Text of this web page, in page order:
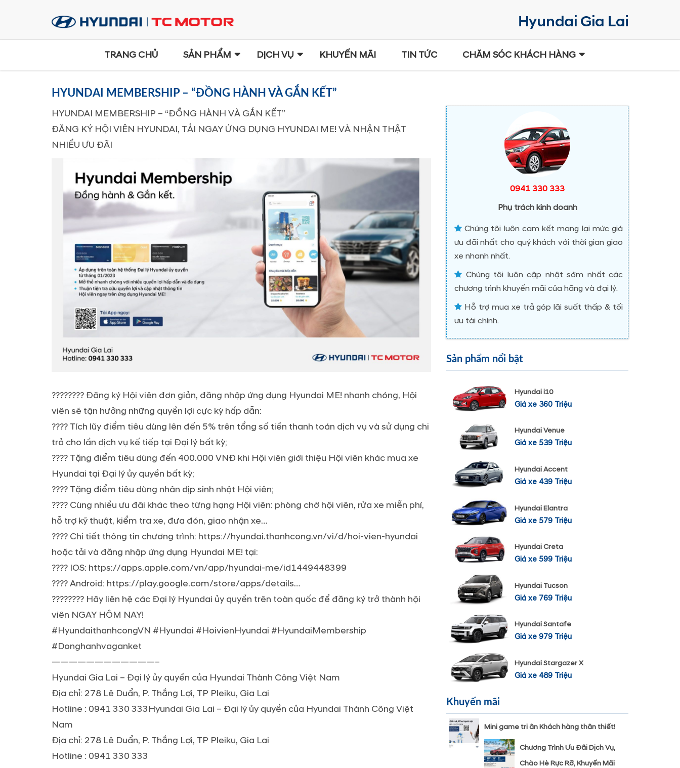
TRANG CHỦ SẢN PHẨM DỊCH VỤ KHUYẾN MÃI TIN TỨC CHĂM SÓC KHÁCH HÀNG
HYUNDAI MEMBERSHIP – “ĐỒNG HÀNH VÀ GẮN KẾT”
HYUNDAI MEMBERSHIP – “ĐỒNG HÀNH VÀ GẮN KẾT”
ĐĂNG KÝ HỘI VIÊN HYUNDAI, TẢI NGAY ỨNG DỤNG HYUNDAI ME! VÀ NHẬN THẬT
NHIỀU ƯU ĐÃI
???????? Đăng ký Hội viên đơn giản, đăng nhập ứng dụng Hyundai ME! nhanh chóng, Hội
viên sẽ tận hưởng những quyền lợi cực kỳ hấp dẫn:
???? Tích lũy điểm tiêu dùng lên đến 5% trên tổng số tiền thanh toán dịch vụ và sử dụng chi
trả cho lần dịch vụ kế tiếp tại Đại lý bất kỳ;
???? Tặng điểm tiêu dùng đến 400.000 VNĐ khi Hội viên giới thiệu Hội viên khác mua xe
Hyundai tại Đại lý ủy quyền bất kỳ;
???? Tặng điểm tiêu dùng nhân dịp sinh nhật Hội viên;
???? Cùng nhiều ưu đãi khác theo từng hạng Hội viên: phòng chờ hội viên, rửa xe miễn phí,
hỗ trợ kỹ thuật, kiểm tra xe, đưa đón, giao nhận xe…
???? Chi tiết thông tin chương trình: https://hyundai.thanhcong.vn/vi/d/hoi-vien-hyundai
hoặc tải và đăng nhập ứng dụng Hyundai ME! tại:
???? IOS: https://apps.apple.com/vn/app/hyundai-me/id1449448399
???? Android: https://play.google.com/store/apps/details…
???????? Hãy liên hệ các Đại lý Hyundai ủy quyền trên toàn quốc để đăng ký trở thành hội
viên NGAY HÔM NAY!
#HyundaithanhcongVN #Hyundai #HoivienHyundai #HyundaiMembership
#Donghanhvaganket
————————————–
Hyundai Gia Lai – Đại lý ủy quyền của Hyundai Thành Công Việt Nam
Địa chỉ: 278 Lê Duẩn, P. Thắng Lợi, TP Pleiku, Gia Lai
Hotline : 0941 330 333Hyundai Gia Lai – Đại lý ủy quyền của Hyundai Thành Công Việt
Nam
Địa chỉ: 278 Lê Duẩn, P. Thắng Lợi, TP Pleiku, Gia Lai
Hotline : 0941 330 333
0941 330 333
Phụ trách kinh doanh
Chúng tôi luôn cam kết mang lại mức giá
ưu đãi nhất cho quý khách với thời gian giao
xe nhanh nhất.
Chúng tôi luôn cập nhật sớm nhất các
chương trình khuyến mãi của hãng và đại lý.
Hỗ trợ mua xe trả góp lãi suất thấp & tối
ưu tài chính.
Sản phẩm nổi bật
Hyundai i10
Giá xe 360 Triệu
Hyundai Venue
Giá xe 539 Triệu
Hyundai Accent
Giá xe 439 Triệu
Hyundai Elantra
Giá xe 579 Triệu
Hyundai Creta
Giá xe 599 Triệu
Hyundai Tucson
Giá xe 769 Triệu
Hyundai Santafe
Giá xe 979 Triệu
Hyundai Stargazer X
Giá xe 489 Triệu
Khuyến mãi
Mini game tri ân Khách hàng thân thiết!
Chương Trình Ưu Đãi Dịch Vụ,
Chào Hè Rực Rỡ, Khuyến Mãi